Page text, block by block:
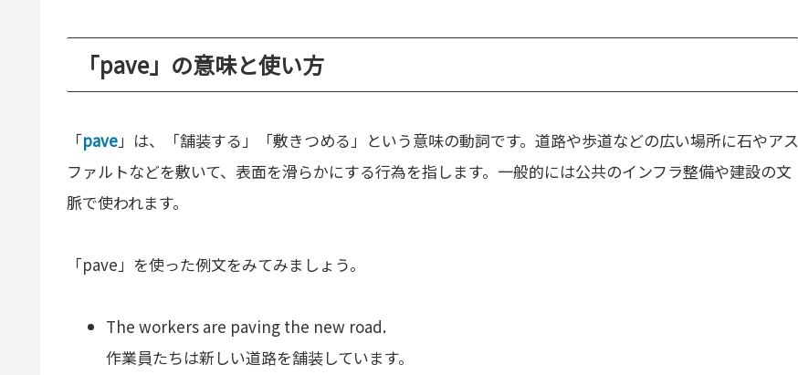
「pave」の意味と使い方
「pave」は、「舗装する」「敷きつめる」という意味の動詞です。道路や歩道などの広い場所に石やアス
ファルトなどを敷いて、表面を滑らかにする行為を指します。一般的には公共のインフラ整備や建設の文
脈で使われます。
「pave」を使った例文をみてみましょう。
The workers are paving the new road.
作業員たちは新しい道路を舗装しています。